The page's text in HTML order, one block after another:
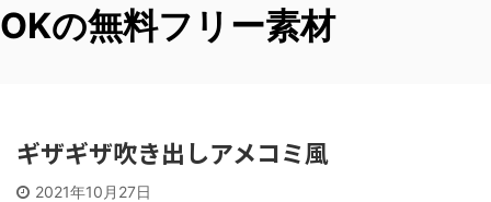
OKの無料フリー素材
ギザギザ吹き出しアメコミ風
2021年10月27日